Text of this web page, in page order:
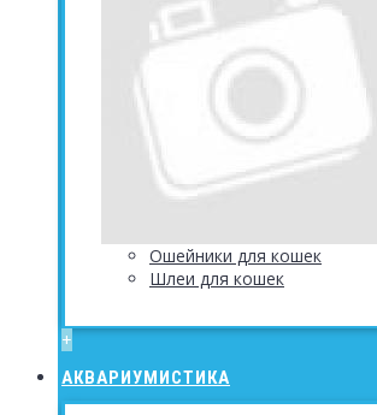
Ошейники для кошек
Шлеи для кошек
+
АКВАРИУМИСТИКА